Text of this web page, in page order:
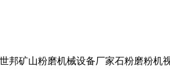
邦矿山粉磨机械设备厂家石粉磨粉机